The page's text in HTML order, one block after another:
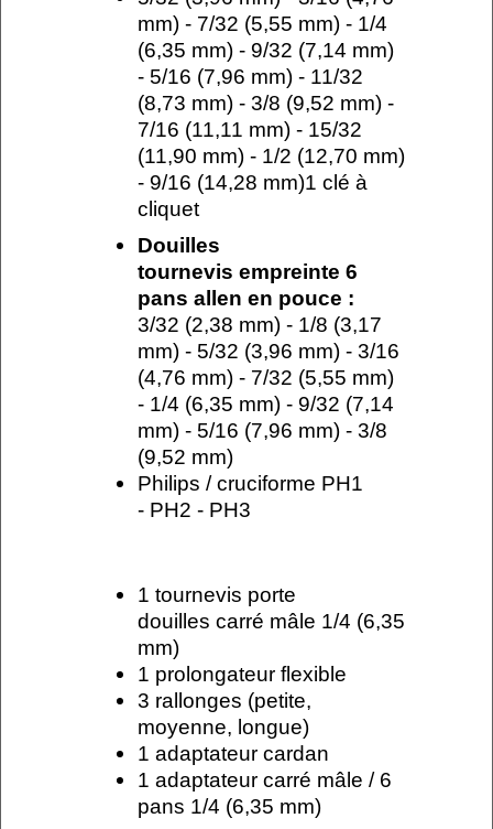
mm) - 7/32 (5,55 mm) - 1/4
(6,35 mm) - 9/32 (7,14 mm)
- 5/16 (7,96 mm) - 11/32
(8,73 mm) - 3/8 (9,52 mm) -
7/16 (11,11 mm) - 15/32
(11,90 mm) - 1/2 (12,70 mm)
- 9/16 (14,28 mm)1 clé à
cliquet
Douilles
tournevis empreinte 6
pans allen en pouce :
3/32 (2,38 mm) - 1/8 (3,17
mm) - 5/32 (3,96 mm) - 3/16
(4,76 mm) - 7/32 (5,55 mm)
- 1/4 (6,35 mm) - 9/32 (7,14
mm) - 5/16 (7,96 mm) - 3/8
(9,52 mm)
Philips / cruciforme PH1
- PH2 - PH3
1 tournevis porte
douilles carré mâle 1/4 (6,35
mm)
1 prolongateur flexible
3 rallonges (petite,
moyenne, longue)
1 adaptateur cardan
1 adaptateur carré mâle / 6
pans 1/4 (6,35 mm)